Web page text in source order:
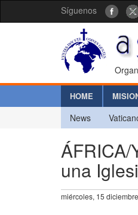
Síguenos
HOME
News
una
miércoles, 15